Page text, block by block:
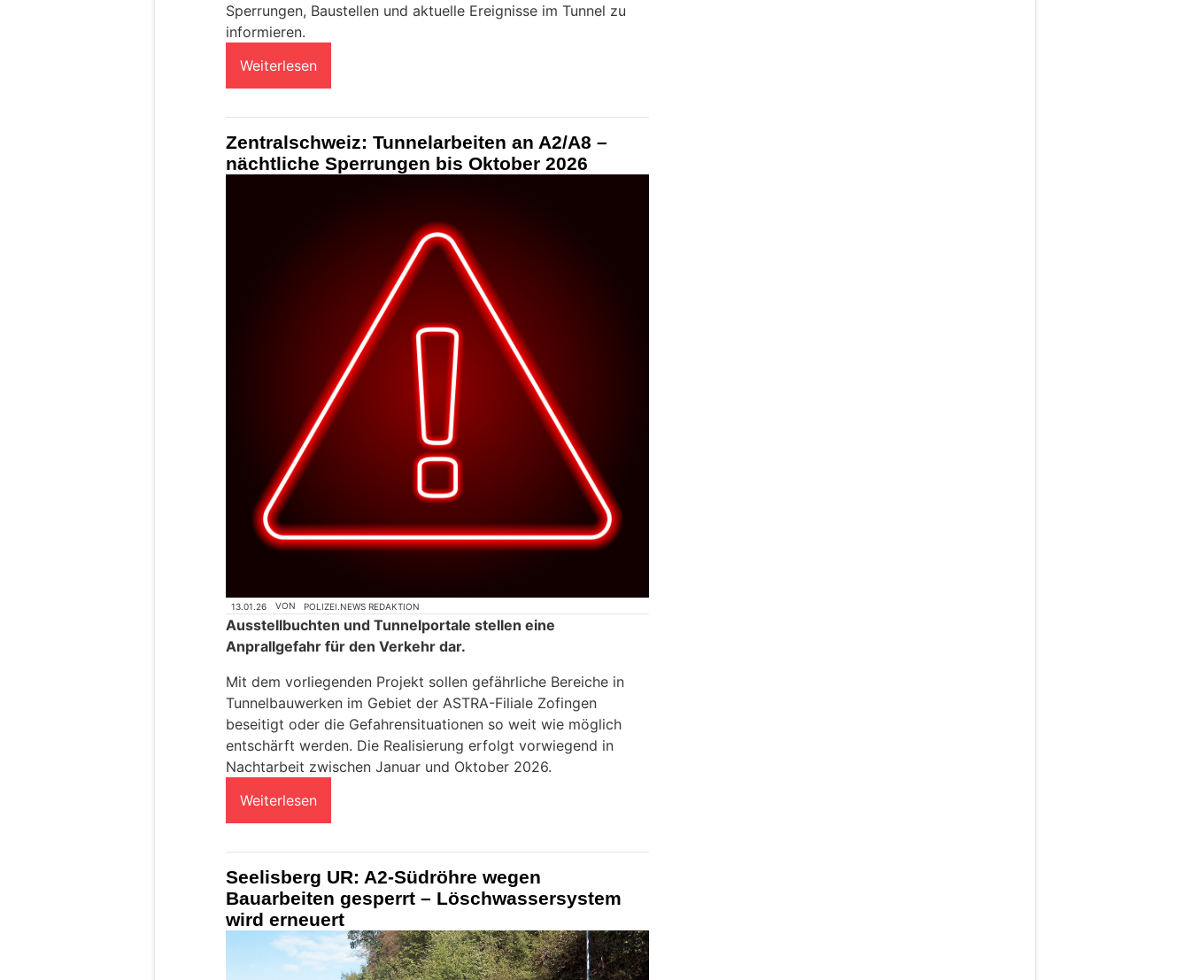
Sperrungen, Baustellen und aktuelle Ereignisse im Tunnel zu
informieren.
Weiterlesen
Zentralschweiz: Tunnelarbeiten an A2/A8 –
nächtliche Sperrungen bis Oktober 2026
13.01.26 VON POLIZEI.NEWS REDAKTION
Ausstellbuchten und Tunnelportale stellen eine
Anprallgefahr für den Verkehr dar.
Mit dem vorliegenden Projekt sollen gefährliche Bereiche in
Tunnelbauwerken im Gebiet der ASTRA-Filiale Zofingen
beseitigt oder die Gefahrensituationen so weit wie möglich
entschärft werden. Die Realisierung erfolgt vorwiegend in
Nachtarbeit zwischen Januar und Oktober 2026.
Weiterlesen
Seelisberg UR: A2-Südröhre wegen
Bauarbeiten gesperrt – Löschwassersystem
wird erneuert